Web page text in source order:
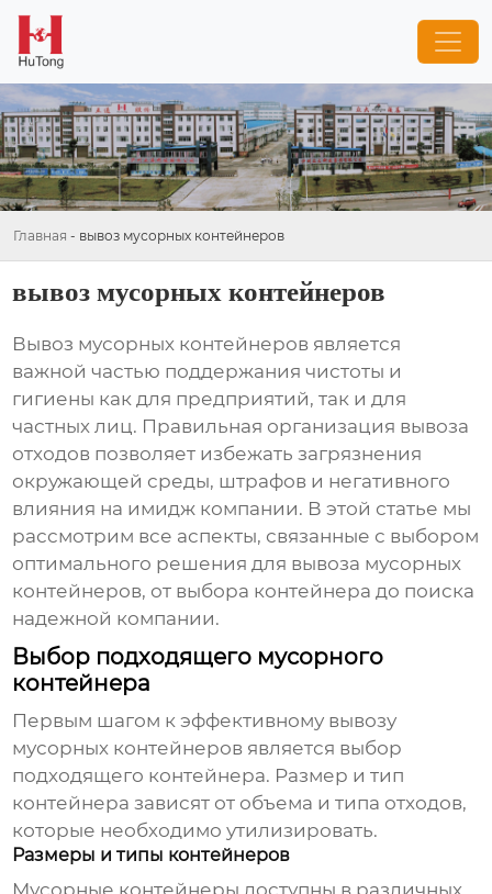
Главная - вывоз мусорных контейнеров
вывоз мусорных контейнеров
Вывоз мусорных контейнеров является
важной частью поддержания чистоты и
гигиены как для предприятий, так и для
частных лиц. Правильная организация вывоза
отходов позволяет избежать загрязнения
окружающей среды, штрафов и негативного
влияния на имидж компании. В этой статье мы
рассмотрим все аспекты, связанные с выбором
оптимального решения для вывоза мусорных
контейнеров, от выбора контейнера до поиска
надежной компании.
Выбор подходящего мусорного
контейнера
Первым шагом к эффективному вывозу
мусорных контейнеров является выбор
подходящего контейнера. Размер и тип
контейнера зависят от объема и типа отходов,
которые необходимо утилизировать.
Размеры и типы контейнеров